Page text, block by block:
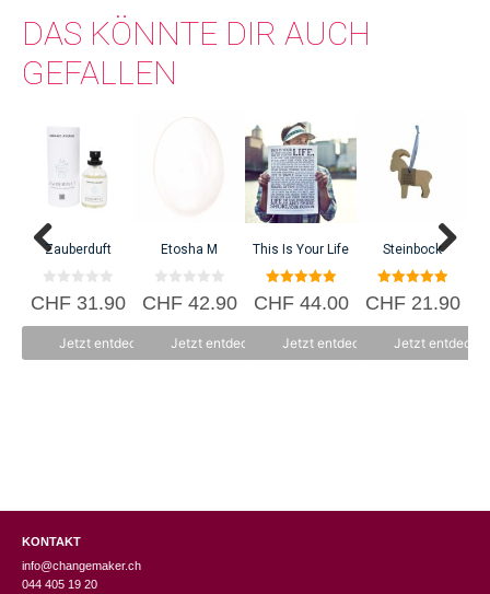
DAS KÖNNTE DIR AUCH
GEFALLEN
Zauberduft
0
v
CHF31.90
Jetzt entdecken
Etosha M
0
v
CHF42.90
Jetzt entdecken
This Is Your Life
5.00
von 5
CHF44.00
Jetzt entdecken
Steinbock
5.00
von 5
CHF21.90
Jetzt
KONTAKT
info@changemaker.ch
044 405 19 20